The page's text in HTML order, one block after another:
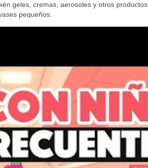
geles, cremas, aerosoles y otros productos
pequeños.